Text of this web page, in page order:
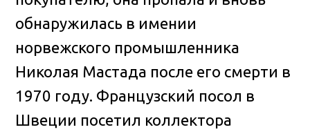
обнаружилась в имении
норвежского промышленника
Николая Мастада после его смерти в
1970 году. Французский посол в
Швеции посетил коллектора